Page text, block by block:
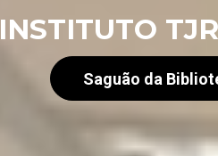
INSTITUTO
Saguão da